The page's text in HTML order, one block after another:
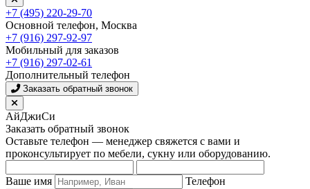
+7 (495) 220-29-70
Основной телефон, Москва
+7 (916) 297-92-97
Мобильный для заказов
+7 (916) 297-02-61
Дополнительный телефон
Заказать обратный звонок
АйДжиСи
Заказать обратный звонок
Оставьте телефон — менеджер свяжется с вами и
проконсультирует по мебели, сукну или оборудованию.
Ваше имя
Телефон